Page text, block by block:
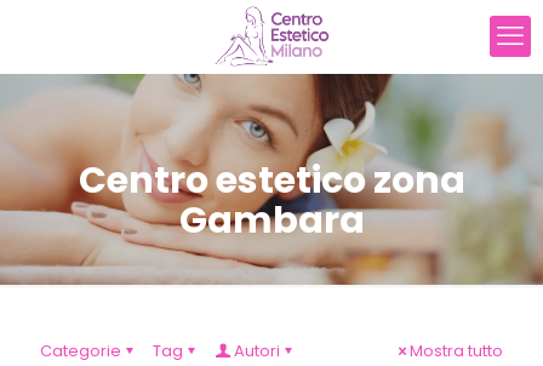
Centro estetico zona
Gambara
Categorie Tag Autori Mostra tutto